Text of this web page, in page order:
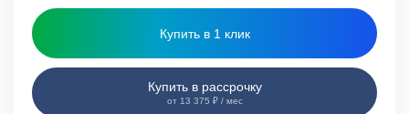
Купить в 1 клик
Купить в рассрочку
от 13 375 ₽ / мес